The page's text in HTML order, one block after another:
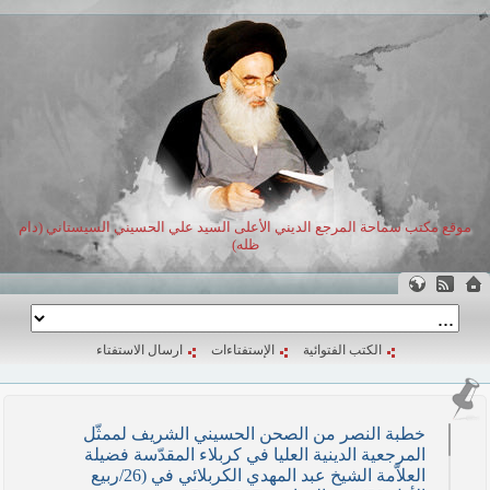
موقع مكتب سماحة المرجع الديني الأعلى السيد علي الحسيني السيستاني (دام
ظله)
الكتب الفتوائية الإستفتاءات ارسال الاستفتاء
خطبة النصر من الصحن الحسيني الشريف لممثّل
المرجعية الدينية العليا في كربلاء المقدّسة فضيلة
العلاّمة الشيخ عبد المهدي الكربلائي في (26/ربيع